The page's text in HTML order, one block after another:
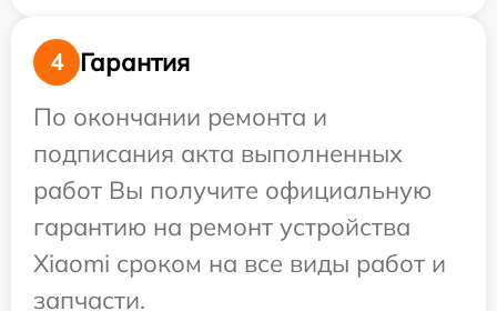
4
Гарантия
По окончании ремонта и
подписания акта выполненных
работ Вы получите официальную
гарантию на ремонт устройства
Xiaomi сроком на все виды работ и
запчасти.